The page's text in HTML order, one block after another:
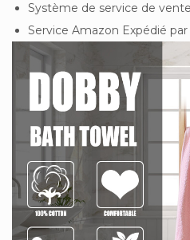
Système de service de
Service Amazon Expédié